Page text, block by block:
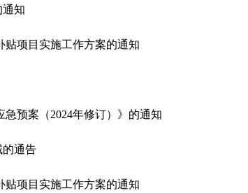
通知
贴项目实施工作方案的通知
预案（2024年修订）》的通知
的通告
贴项目实施工作方案的通知